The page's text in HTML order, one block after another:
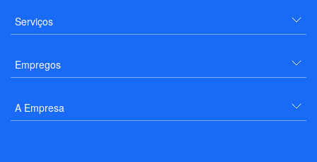
Serviços
Empregos
A Empresa